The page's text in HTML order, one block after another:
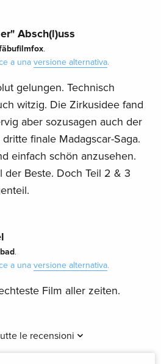
Absch(l)uss
.
a una versione alternativa.
gelungen. Technisch
witzig. Die Zirkusidee fand
aber sozusagen auch der
finale Madagscar-Saga.
einfach schön anzusehen.
der Beste. Doch Teil 2 & 3
bad.
a una versione alternativa.
Film aller zeiten.
le recensioni